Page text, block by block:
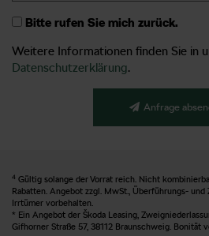
Bitte rufen Sie mich zurück.
Weitere Informationen finden Sie in
Datenschutzerklärung.
Anfrage
4 Gültig solange der Vorrat reich. Nicht
Rabatten. Angebot zzgl. MwSt., Überführungs-
Irrtümer vorbehalten.
* Ein Angebot der Škoda Leasing,
Gifhorner Straße 57, 38112 Braunschweig. Bonität